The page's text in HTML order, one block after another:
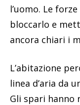
l’uomo. Le
bloccarlo e
ancora chiari i
L’abitazione
linea d’aria da
Gli spari hanno